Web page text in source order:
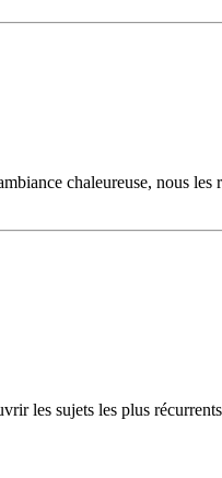
chaleureuse, nous
les sujets les plus